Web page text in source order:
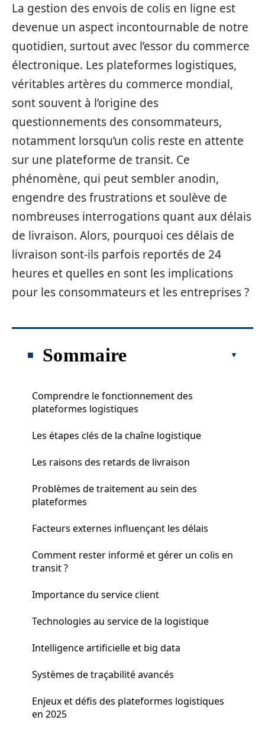
La gestion des envois de colis en ligne est
devenue un aspect incontournable de notre
quotidien, surtout avec l’essor du commerce
électronique. Les plateformes logistiques,
véritables artères du commerce mondial,
sont souvent à l’origine des
questionnements des consommateurs,
notamment lorsqu’un colis reste en attente
sur une plateforme de transit. Ce
phénomène, qui peut sembler anodin,
engendre des frustrations et soulève de
nombreuses interrogations quant aux délais
de livraison. Alors, pourquoi ces délais de
livraison sont-ils parfois reportés de 24
heures et quelles en sont les implications
pour les consommateurs et les entreprises ?
Sommaire
Comprendre le fonctionnement des
plateformes logistiques
Les étapes clés de la chaîne logistique
Les raisons des retards de livraison
Problèmes de traitement au sein des
plateformes
Facteurs externes influençant les délais
Comment rester informé et gérer un colis en
transit ?
Importance du service client
Technologies au service de la logistique
Intelligence artificielle et big data
Systèmes de traçabilité avancés
Enjeux et défis des plateformes logistiques
en 2025